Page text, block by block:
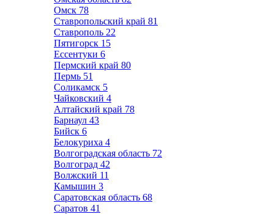
Омск 78
Ставропольский край 81
Ставрополь 22
Пятигорск 15
Ессентуки 6
Пермский край 80
Пермь 51
Соликамск 5
Чайковский 4
Алтайский край 78
Барнаул 43
Бийск 6
Белокуриха 4
Волгоградская область 72
Волгоград 42
Волжский 11
Камышин 3
Саратовская область 68
Саратов 41